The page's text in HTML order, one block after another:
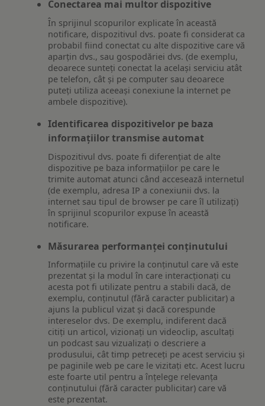
Conectarea mai multor dispozitive
În sprijinul scopurilor explicate în această
notificare, dispozitivul dvs. poate fi considerat ca
probabil fiind conectat cu alte dispozitive care vă
aparțin dvs., sau gospodăriei dvs. (de exemplu,
deoarece sunteți conectat la același serviciu atât
pe telefon, cât și pe computer sau deoarece
puteți utiliza aceeași conexiune la internet pe
ambele dispozitive).
Identificarea dispozitivelor pe baza
informațiilor transmise automat
Dispozitivul dvs. poate fi diferențiat de alte
dispozitive pe baza informațiilor pe care le
trimite automat atunci când accesează internetul
(de exemplu, adresa IP a conexiunii dvs. la
internet sau tipul de browser pe care îl utilizați)
în sprijinul scopurilor expuse în această
notificare.
Măsurarea performanței conținutului
Informațiile cu privire la conținutul care vă este
prezentat și la modul în care interacționați cu
acesta pot fi utilizate pentru a stabili dacă, de
exemplu, conținutul (fără caracter publicitar) a
ajuns la publicul vizat și dacă corespunde
intereselor dvs. De exemplu, indiferent dacă
citiți un articol, vizionați un videoclip, ascultați
un podcast sau vizualizați o descriere a
produsului, cât timp petreceți pe acest serviciu și
pe paginile web pe care le vizitați etc. Acest lucru
este foarte util pentru a înțelege relevanța
conținutului (fără caracter publicitar) care vă
este prezentat.